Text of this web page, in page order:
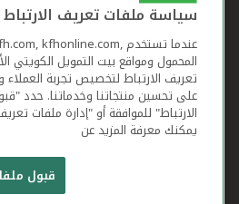
بيت التمويل الكويتي جميع
سياسة ملفات تعريف الارتباط
المحمول ومواقع بيت التمويل الكويتي
تعريف الارتباط لتخصيص تجربة
على تحسين منتجاتنا وخدماتنا. حدد
الارتباط" للموافقة أو "إدارة ملفات
يمكنك معرفة المزيد عن
قبول